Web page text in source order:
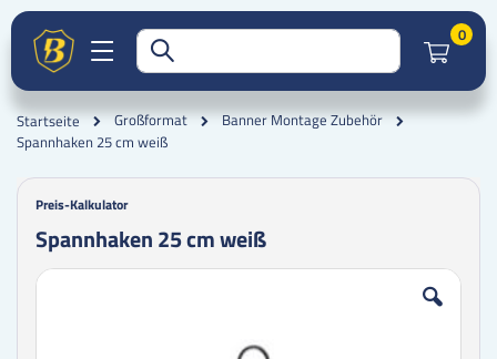
0
Startseite Großformat
Banner Montage Zubehör
Spannhaken 25 cm weiß
Preis-Kalkulator
Spannhaken 25 cm weiß
Zum
Zum